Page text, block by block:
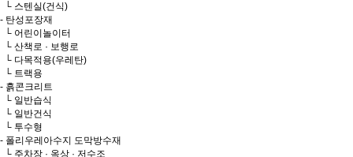
└ 스텐실(건식)
- 탄성포장재
└ 어린이놀이터
└ 산책로 · 보행로
└ 다목적용(우레탄)
└ 트랙용
- 흙콘크리트
└ 일반습식
└ 일반건식
└ 투수형
- 폴리우레아수지 도막방수재
└ 주차장 · 옥상 · 저수조